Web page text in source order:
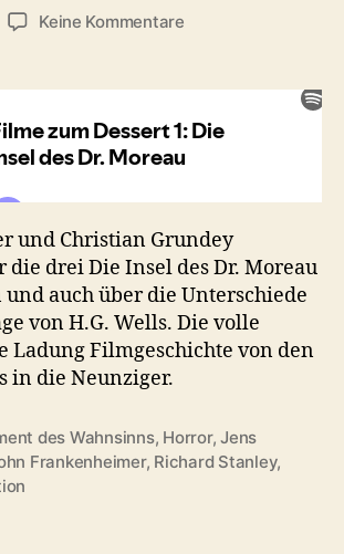
Keine Kommentarezu
Die
des
Dr.
und Christian Grundey
die drei Die Insel des Dr. Moreau
auch über die Unterschiede
von H.G. Wells. Die volle
Ladung Filmgeschichte von den
in die Neunziger.
des Wahnsinns, Horror,Jens
Frankenheimer, Richard Stanley,